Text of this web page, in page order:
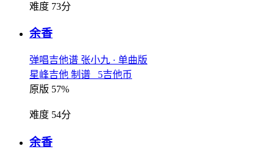
难度 73分
余香
弹唱吉他谱 张小九 · 单曲版
星峰吉他 制谱 5吉他币
原版 57%
难度 54分
余香